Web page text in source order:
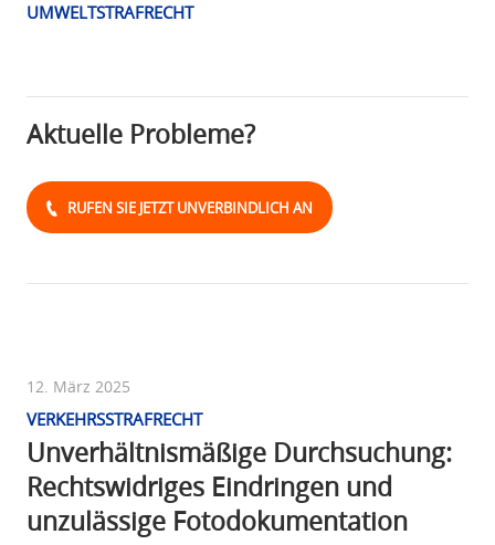
UMWELTSTRAFRECHT
Aktuelle Probleme?
RUFEN SIE JETZT UNVERBINDLICH AN
12. März 2025
VERKEHRSSTRAFRECHT
Unverhältnismäßige Durchsuchung:
Rechtswidriges Eindringen und
unzulässige Fotodokumentation